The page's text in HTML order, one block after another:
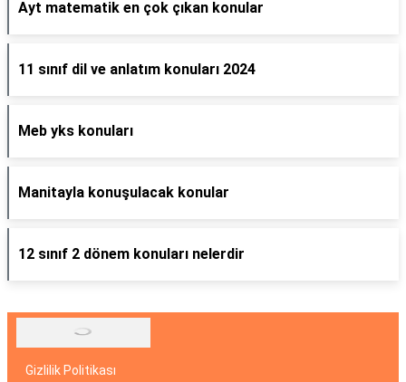
Ayt matematik en çok çıkan konular
11 sınıf dil ve anlatım konuları 2024
Meb yks konuları
Manitayla konuşulacak konular
12 sınıf 2 dönem konuları nelerdir
Gizlilik Politikası